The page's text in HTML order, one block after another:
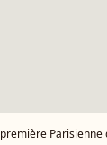
Parisienne